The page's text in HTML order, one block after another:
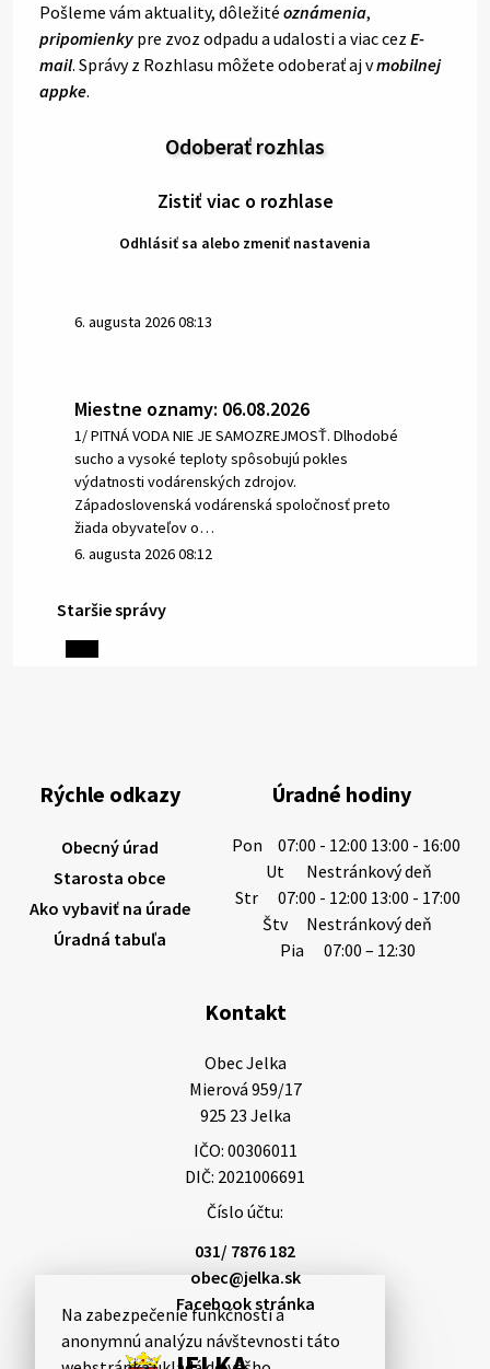
Na zabezpečenie funkčnosti a
anonymnú analýzu návštevnosti táto
Pošleme vám aktuality, dôležité oznámenia,
pripomienky pre zvoz odpadu a udalosti a viac cez E-
mail. Správy z Rozhlasu môžete odoberať aj vmobilnej
appke.
Odoberať rozhlas
Zistiť viac o rozhlase
Odhlásiť sa alebo zmeniť nastavenia
6. augusta 2026 08:13
Miestne oznamy: 06.08.2026
1/ PITNÁ VODA NIE JE SAMOZREJMOSŤ. Dlhodobé
sucho a vysoké teploty spôsobujú pokles
výdatnosti vodárenských zdrojov.
Západoslovenská vodárenská spoločnosť preto
žiada obyvateľov o…
6. augusta 2026 08:12
5. augusta 2026 13:10
hlbokým zármutkom Vám oznamujeme, že vo veku
73 rokov nás opustila Irena Tanková, rodená
5. augusta 2026 12:59
3. augusta 2026 08:45
Smútočné oznamy: 03.08.2026 1/ Vážení obyvatelia!S
hlbokým zármutkom Vám oznamujeme, že vo veku
84 rokov nás opustil Ján Letusek. Pohreb zosnulého
bude dňa 4.08.2026 v utorok 10.00…
3. augusta 2026 08:44
Smútočný oznam: 31.07.2026
Vážení obyvatelia!S hlbokým zármutkom Vám
Staršie správy
Rýchle odkazy
Obecný úrad
Starosta obce
Ako vybaviť na úrade
Úradná tabuľa
Úradné hodiny
Pon
07:00 - 12:00 13:00 - 16:00
Ut
Nestránkový deň
Str
07:00 - 12:00 13:00 - 17:00
Štv
Nestránkový deň
Pia
07:00 – 12:30
Kontakt
Obec Jelka
Mierová 959/17
925 23 Jelka
IČO: 00306011
DIČ: 2021006691
Číslo účtu:
031/ 7876 182
obec@jelka.sk
Facebook stránka